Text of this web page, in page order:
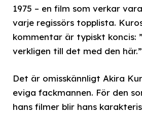
1975 – en film som verkar
varje regissörs topplista.
kommentar är typiskt koncis:
verkligen till det med den här.”
Det är omisskännligt Akira
eviga fackmannen. För den
hans filmer blir hans